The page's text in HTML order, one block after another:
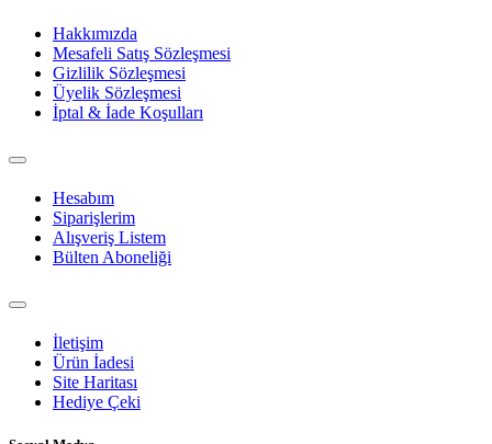
Hakkımızda
Mesafeli Satış Sözleşmesi
Gizlilik Sözleşmesi
Üyelik Sözleşmesi
İptal & İade Koşulları
Hesabım
Siparişlerim
Alışveriş Listem
Bülten Aboneliği
İletişim
Ürün İadesi
Site Haritası
Hediye Çeki